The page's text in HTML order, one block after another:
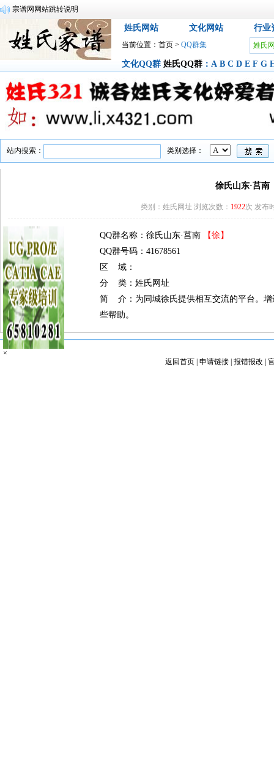
宗谱网网站跳转说明
姓氏网站 文化网站 行业
当前位置： 首页 > QQ群集 姓氏
文化QQ群 姓氏QQ群 ： A B C D E F G
×
站内搜索： 类别选择：
徐氏山东·莒南
类别：姓氏网址 浏览次数： 1922次 发布
QQ群名称：徐氏山东·莒南
【徐】
QQ群号码：41678561
区 域：
分 类：姓氏网址
简 介：为同城徐氏提供相互交流的平台。增
些帮助。
返回首页| 申请链接| 报错报改